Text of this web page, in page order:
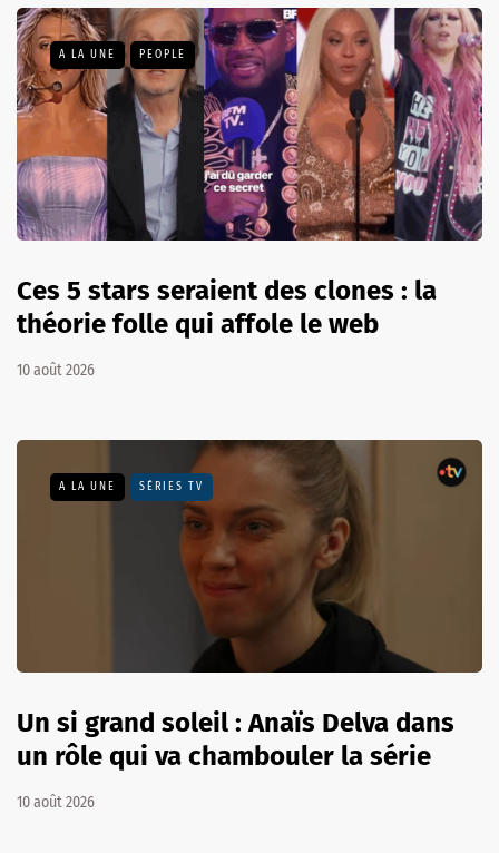
A LA UNE PEOPLE
Ces 5 stars seraient des clones : la
théorie folle qui affole le web
10 août 2026
A LA UNE SÉRIES TV
Un si grand soleil : Anaïs Delva dans
un rôle qui va chambouler la série
10 août 2026